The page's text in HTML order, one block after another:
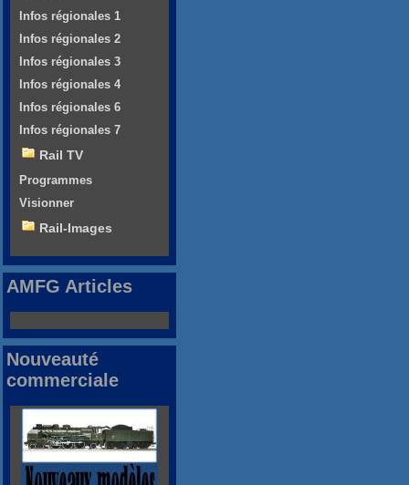
Infos régionales 1
Infos régionales 2
Infos régionales 3
Infos régionales 4
Infos régionales 6
Infos régionales 7
Rail TV
Programmes
Visionner
Rail-Images
AMFG Articles
Nouveauté
commerciale